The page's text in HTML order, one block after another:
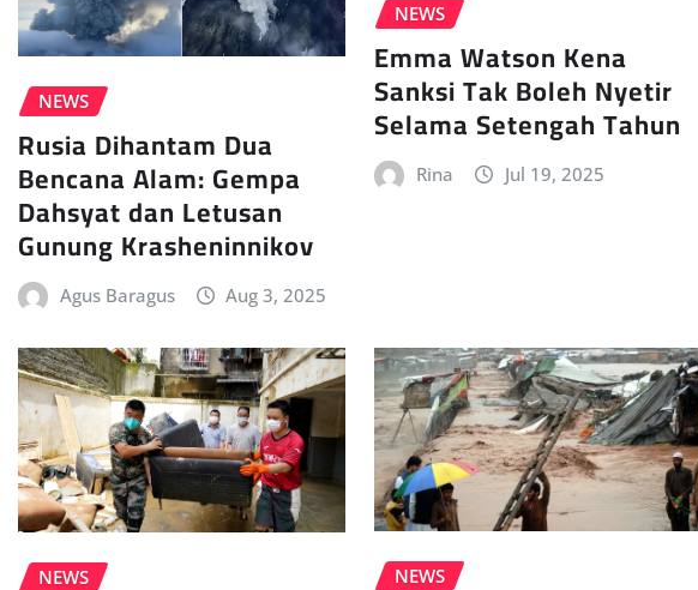
NEWS
Rusia Dihantam Dua
Bencana Alam: Gempa
Dahsyat dan Letusan
Gunung Krasheninnikov
Agus Baragus Aug 3, 2025
NEWS
Emma Watson Kena
Sanksi Tak Boleh Nyetir
Selama Setengah Tahun
Rina Jul 19, 2025
NEWS NEWS